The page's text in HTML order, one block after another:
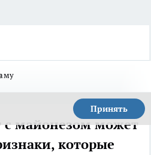
Принять
с майонезом может
которые